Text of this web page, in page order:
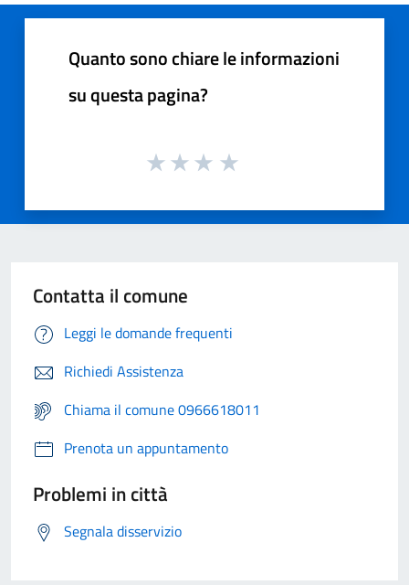
Quanto sono chiare le informazioni
su questa pagina?
Contatta il comune
Leggi le domande frequenti
Richiedi Assistenza
Chiama il comune 0966618011
Prenota un appuntamento
Problemi in città
Segnala disservizio